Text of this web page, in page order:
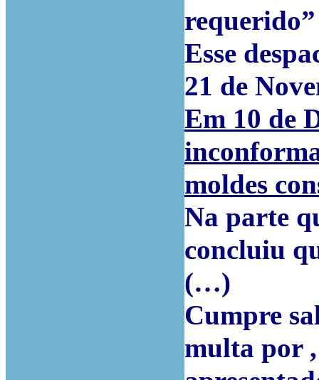
Esse
21 de
Em 10 de
moldes
Na parte
concluiu
(…)
Cumpre
multa por ,